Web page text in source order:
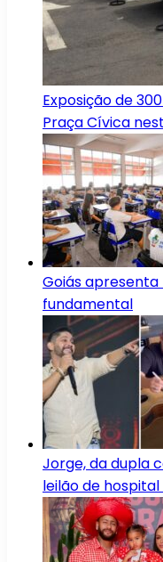
Exposição de
Praça Cívica
Goiás
fundamental
Jorge, da dupla
leilão de